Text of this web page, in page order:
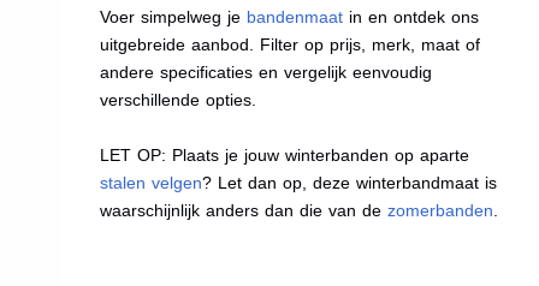
Voer simpelweg je bandenmaat in en ontdek ons
uitgebreide aanbod. Filter op prijs, merk, maat of
andere specificaties en vergelijk eenvoudig
verschillende opties.
LET OP: Plaats je jouw winterbanden op aparte
stalen velgen? Let dan op, deze winterbandmaat is
waarschijnlijk anders dan die van dezomerbanden